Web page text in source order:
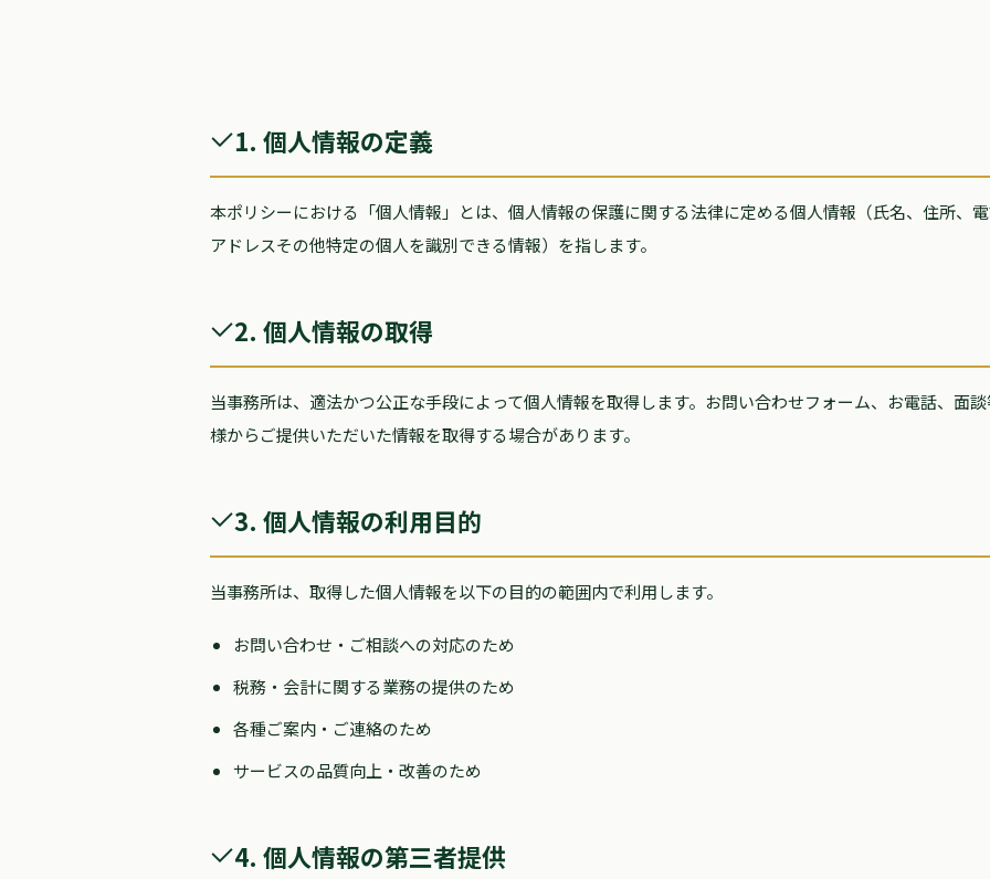
1. 個人情報の定義
本ポリシーにおける「個人情報」とは、個人情報の保護に関する法律に定める個人情報（氏名、住所、
アドレスその他特定の個人を識別できる情報）を指します。
2. 個人情報の取得
当事務所は、適法かつ公正な手段によって個人情報を取得します。お問い合わせフォーム、お電話、面
様からご提供いただいた情報を取得する場合があります。
3. 個人情報の利用目的
当事務所は、取得した個人情報を以下の目的の範囲内で利用します。
お問い合わせ・ご相談への対応のため
税務・会計に関する業務の提供のため
各種ご案内・ご連絡のため
サービスの品質向上・改善のため
4. 個人情報の第三者提供